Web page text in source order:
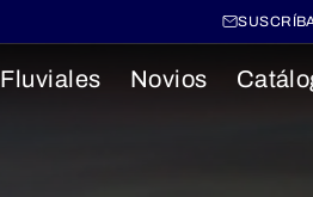
Fluviales Novios